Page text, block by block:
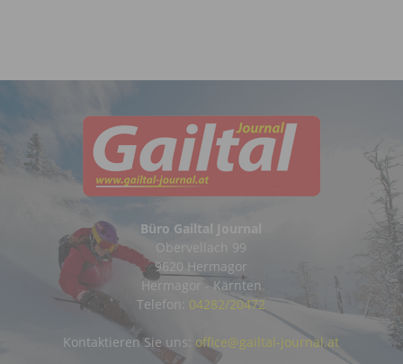
Büro Gailtal Journal
Obervellach 99
9620 Hermagor
Hermagor - Kärnten
Telefon: 04282/20472
Kontaktieren Sie uns: office@gailtal-journal.at